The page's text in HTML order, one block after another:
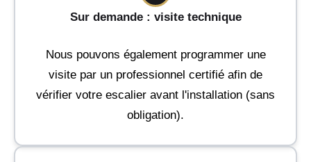
Sur demande : visite technique
Nous pouvons également programmer une
visite par un professionnel certifié afin de
vérifier votre escalier avant l'installation (sans
obligation).